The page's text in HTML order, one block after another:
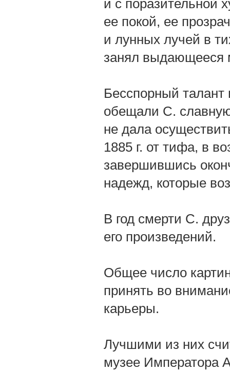
и с поразительной
ее покой, ее
и лунных лучей в
занял выдающееся
Бесспорный талант
обещали С.
не дала
1885 г. от тифа, в
завершившись
надежд, которые
В год смерти С.
его произведений.
Общее число
принять во
карьеры.
Лучшими из них
музее Императора